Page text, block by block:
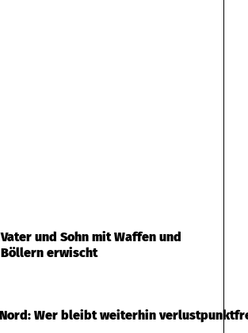
Vater und Sohn mit Waffen und
Böllern erwischt